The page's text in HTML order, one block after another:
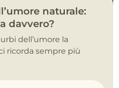
naturale:
davvero?
dell’umore la
ricorda sempre più